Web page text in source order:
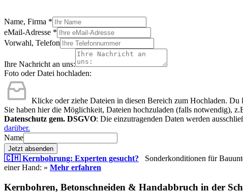
Name, Firma *
eMail-Adresse *
Vorwahl, Telefon
Ihre Nachricht an uns:
Foto oder Datei hochladen:
Klicke oder ziehe Dateien in diesen Bereich zum Hochladen. Du
Sie haben hier die Möglichkeit, Dateien hochzuladen (falls notwendig),
Datenschutz gem. DSGVO: Die einzutragenden Daten werden
darüber.
Name
Jetzt absenden
🇨🇭 Kernbohrung: Experten gesucht? Sonderkonditionen für
einer Hand: » Mehr erfahren
Kernbohren, Betonschneiden & Handabbruch in der